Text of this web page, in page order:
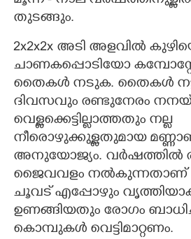
തുടങ്ങും.
2x2x2x അടി അളവിൽ
ചാണകപ്പൊടിയോ
തെെകൾ നടുക. തെെകൾ
ദിവസവും രണ്ടുനേരം
വെള്ളക്കെട്ടില്ലാത്തതും നല്ല
നീരൊഴുക്കുള്ളതുമായ
അനുയോജ്യം.
ജെെവവളം നൽകുന്നതാണ്
ചൂവട് എപ്പോഴും
ഉണങ്ങിയതും രോഗം
കൊമ്പുകൾ വെട്ടിമാറ്റണം.